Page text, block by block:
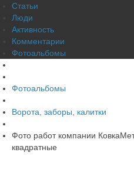
Статьи
Люди
Активность
Комментарии
Фотоальбомы
Фотоальбомы
Ворота, заборы, калитки
Фото работ компании
квадратные